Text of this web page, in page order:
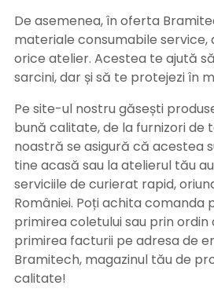
De asemenea, în oferta
materiale consumabile
orice atelier. Acestea te ajută
sarcini, dar și să te protejezi în
Pe site-ul nostru găsești
bună calitate, de la furnizori de
noastră se asigură că acestea
tine acasă sau la atelierul tău
serviciile de curierat rapid,
României. Poți achita comanda
primirea coletului sau prin
primirea facturii pe adresa de
Bramitech, magazinul tău de
calitate!